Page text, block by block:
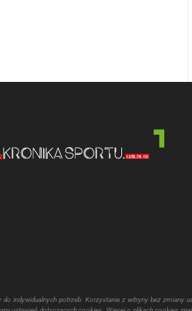
indywidualnych potrzeb. Korzystanie z witryny bez zmiany